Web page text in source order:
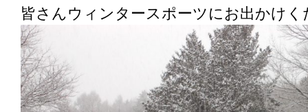
皆さんウィンタースポーツにお出かけく